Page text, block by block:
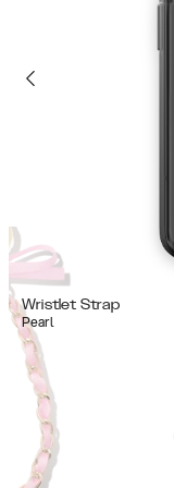
Wristlet Strap
Pearl